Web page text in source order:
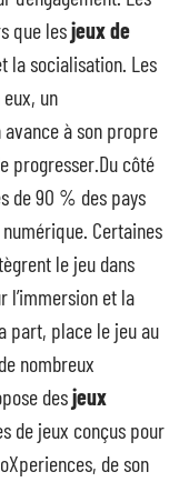
que lesjeux de
la socialisation. Les
un
avance à son propre
progresser.Du côté
de 90 % des pays
Certaines
le jeu dans
l’immersion et la
part, place le jeu au
nombreux
desjeux
de jeux conçus pour
de son